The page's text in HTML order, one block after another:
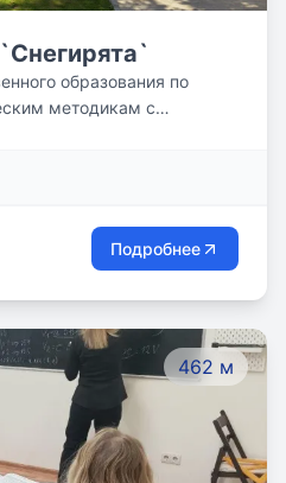
образования по
методикам с
классического
методик и лучших
Наши ученики
Подробнее
462 м